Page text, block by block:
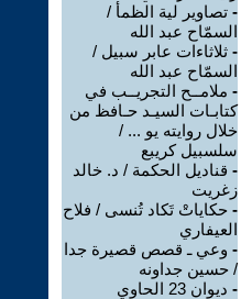
- تصاوير لية الظمأ /
السمّاح عبد الله
- ثلاثاءات عابر سبيل /
السمّاح عبد الله
- ملامــح التجريــب في
كتابـات السيـد حـافظ من
خلال روايته يو ... /
سلسبيل كريبع
- قناديل الحكمة / د. خالد
زغريت
- حكاياتْ تَكاد تُنسى / فلاح
العيفاري
- وعي ـ قصص قصيرة جدا
/ حسين جداونه
-
ديوان 23 الحاوي